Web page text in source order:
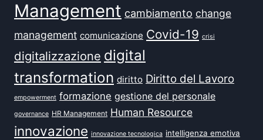
Management cambiamento change
management comunicazione Covid-19 crisi
digitalizzazione digital
transformation diritto Diritto del Lavoro
empowerment formazione gestione del personale
governance HR Management Human Resource
innovazione innovazione tecnologica intelligenza emotiva